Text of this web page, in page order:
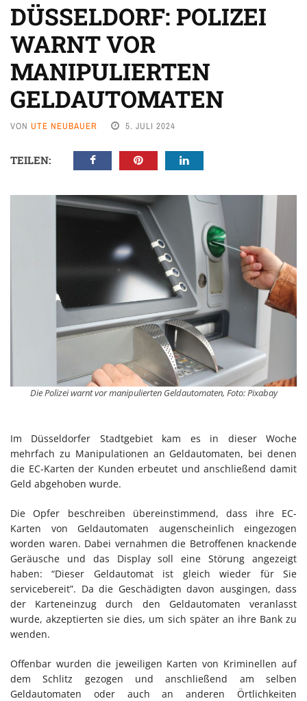
DÜSSELDORF: POLIZEI
WARNT VOR
MANIPULIERTEN
GELDAUTOMATEN
VON UTE NEUBAUER 5. JULI 2024
TEILEN:
Die Polizei warnt vor manipulierten Geldautomaten, Foto: Pixabay
Im Düsseldorfer Stadtgebiet kam es in dieser Woche
mehrfach zu Manipulationen an Geldautomaten, bei denen
die EC-Karten der Kunden erbeutet und anschließend damit
Geld abgehoben wurde.
Die Opfer beschreiben übereinstimmend, dass ihre EC-
Karten von Geldautomaten augenscheinlich eingezogen
worden waren. Dabei vernahmen die Betroffenen knackende
Geräusche und das Display soll eine Störung angezeigt
haben: “Dieser Geldautomat ist gleich wieder für Sie
servicebereit”. Da die Geschädigten davon ausgingen, dass
der Karteneinzug durch den Geldautomaten veranlasst
wurde, akzeptierten sie dies, um sich später an ihre Bank zu
wenden.
Offenbar wurden die jeweiligen Karten von Kriminellen auf
dem Schlitz gezogen und anschließend am selben
Geldautomaten oder auch an anderen Örtlichkeiten